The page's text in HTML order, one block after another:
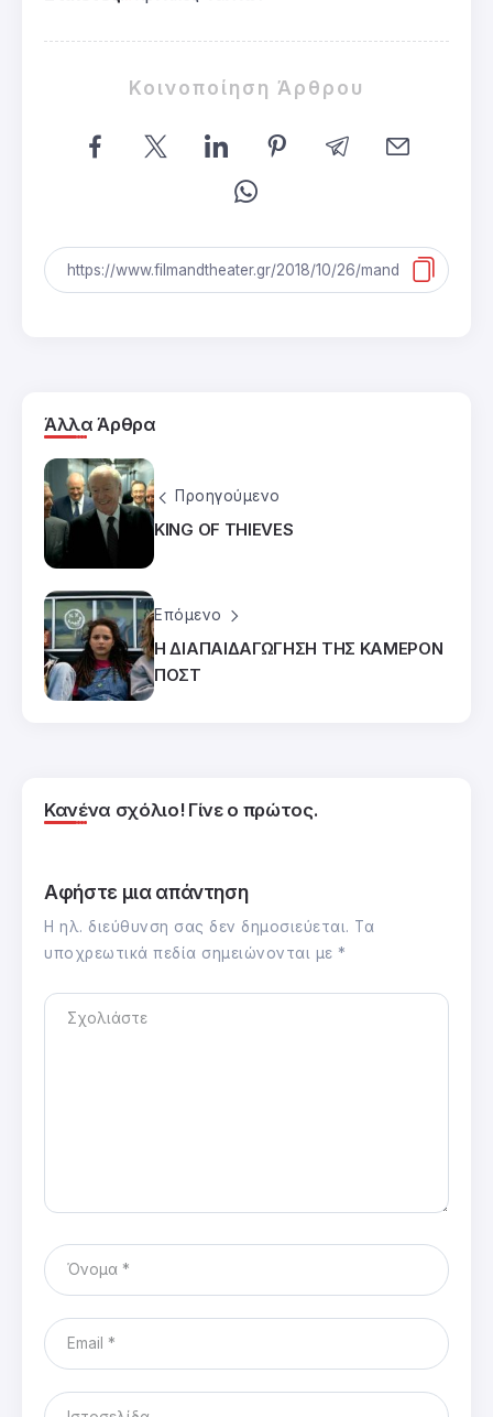
Κοινοποίηση Άρθρου
Άλλα Άρθρα
Προηγούμενο
KING OF THIEVES
Επόμενο
Η ΔΙΑΠΑΙΔΑΓΩΓΗΣΗ ΤΗΣ ΚΑΜΕΡΟΝ
ΠΟΣΤ
Κανένα σχόλιο! Γίνε ο πρώτος.
Αφήστε μια απάντηση
Η ηλ. διεύθυνση σας δεν δημοσιεύεται. Τα
υποχρεωτικά πεδία σημειώνονται με *